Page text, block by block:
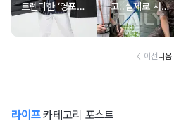
트렌디한 ‘영포티’
분석
고..실제로 사람
구한 연예인 10
이전다음
라이프카테고리 포스트